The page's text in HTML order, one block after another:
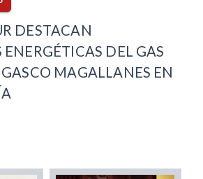
DESTACAN
DEL GAS
MAGALLANES EN